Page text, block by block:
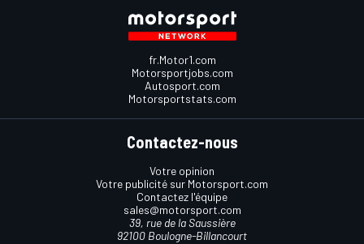
fr.Motor1.com
Motorsportjobs.com
Autosport.com
Motorsportstats.com
Contactez-nous
Votre opinion
Votre publicité sur Motorsport.com
Contactez l'équipe
sales@motorsport.com
39, rue de la Saussière
92100 Boulogne-Billancourt